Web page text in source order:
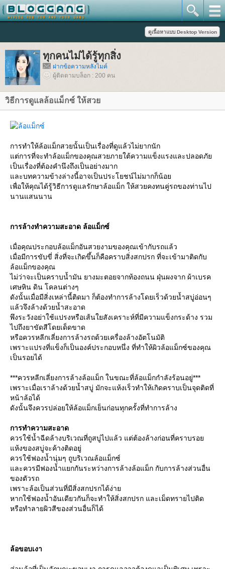
ทุกคนไม่ได้รู้ทุกสิ่ง
ฝากข้อความหลังไมค์
ผู้ติดตามบล็อก : 200 คน
วิธีการดูแลล้อแม็กซ์ ให้สว
การทำให้ล้อแม็กสวยนั้นเป็นเรื่องที่ดูแล้วไม่ยากนัก
ต่การที่จะทำล้อแม็กของคุณสวยภายใต้ความแข็งแรงและปลอดภั
เป็นเรื่องที่ต้องคำนึงถึงเป็นอย่างมาก
ละบทความข้างล่างนี้อาจเป็นประโยชน์ไม่มากก็น้อ
เพื่อให้คุณได้รู้วิธีการดูแลรักษาล้อแม็ก ให้สวยคงทนคู่รถของท่านไป
นานแสนนาน
การล้างทำความสะอาด ล้อแม็กซ์
เมื่อคุณประกอบล้อแม็กอันสวยงามของคุณเข้ากับรถแล้ว
เมื่อมีการขับขี่ สิ่งที่จะเกิดขึ้นก็คือคราบสิ่งสกปรก ที่จะเข้ามาติดกับ
ล้อแม็กของคุณ
ไม่ว่าจะเป็นคราบน้ำมัน ยางมะตอยจากท้องถนน ฝุ่นผงจาก ผ้าเบรค
เศษหิน ดิน โคลนต่างๆ
ดังนั้นเมื่อมีสิ่งเหล่านี้ติดมา ก็ต้องทำการล้างโดยเร็วด้วยน้ำสบู่อ่อนๆ
ล้วจึงล้างด้วยน้ำสะอาด
พึงระวังอย่าใช้แปรงหรือเส้นใยสังเคราะห์ที่มีความแข็งกระด้าง รวม
ไปถึงยาขัดสีโดยเด็ดขาด
หรือควรหลีกเลี่ยงการล้างรถด้วยเครื่องล้างอัตโนมัติ
เพราะแปรงที่แข็งก็เป็นองค์ประกอบหนึ่ง ที่ทำให้ผิวล้อแม็กซ์ของคุณ
เป็นรอยได้
***ควรหลีกเลี่ยงการล้างล้อแม็ก ในขณะที่ล้อแม็กกำลังร้อนอยู่***
เพราะเมื่อเราล้างด้วยน้ำสบู่ มักจะแห้งเร็วทำให้เกิดคราบเป็นจุดติดที่
หน้าล้อได้
ดังนั้นจึงควรปล่อยให้ล้อแม็กเย็นก่อนทุกครั้งที่ทำการล้าง
การทำความสะอาด
ควรใช้น้ำฉีดล้างบริเวณที่ถูสบู่ไปแล้ว แต่ต้องล้างก่อนที่คราบรอ
ห้งของสบู่จะค้างติดอยู่
ควรใช้ฟองน้ำนุ่มๆ ถูบริเวณล้อแม็กซ์
ละควรมีฟองน้ำแยกกันระหว่างการล้างล้อแม็ก กับการล้างส่วนอื่น
ของตัวรถ
เพราะล้อเป็นส่วนที่มีสิ่งสกปรกได้ง่า
หากใช้ฟองน้ำอันเดียวกันก็จะทำให้สิ่งสกปรก และเม็ดทรายไปติด
หรือทำลายผิวสีของส่วนอื่นก็ได้
ล้อขอบเงา